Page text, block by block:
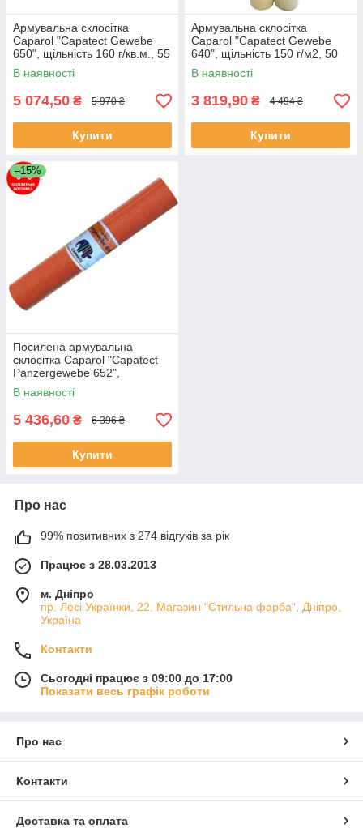
Армувальна склосітка
Caparol "Capatect Gewebe
650", щільність 160 г/кв.м., 55
кв.м.
В наявності
5 074,50 ₴ 5 970 ₴
Купити
Армувальна склосітка
Caparol "Capatect Gewebe
640", щільність 150 г/м2, 50
м2.
В наявності
3 819,90 ₴ 4 494 ₴
Купити
–15%
Посилена армувальна
склосітка Caparol "Capatect
Panzergewebe 652",
щільність 340 г/м2, 25 кв. м.
В наявності
5 436,60 ₴ 6 396 ₴
Купити
Про нас
99% позитивних з 274 відгуків за рік
Працює з 28.03.2013
м. Дніпро
пр. Лесі Українки, 22. Магазин "Стильна фарба", Дніпро,
Україна
Контакти
Сьогодні працює з 09:00 до 17:00
Показати весь графік роботи
Про нас
Контакти
Доставка та оплата